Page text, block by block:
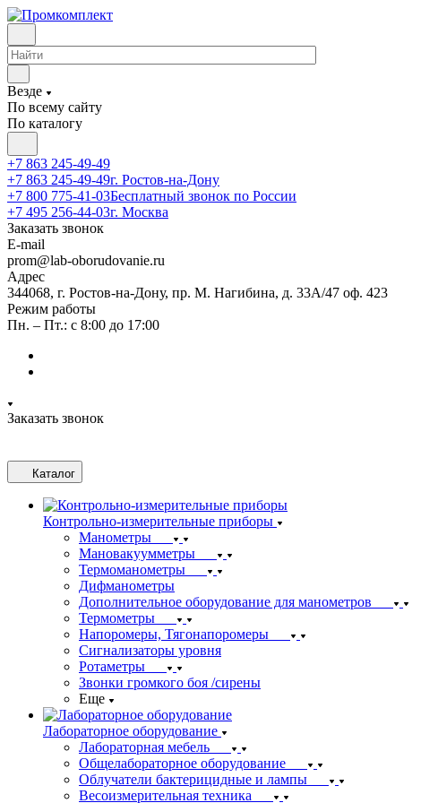
Везде
По всему сайту
По каталогу
+7 863 245-49-49
+7 863 245-49-49г. Ростов-на-Дону
+7 800 775-41-03Бесплатный звонок по России
+7 495 256-44-03г. Москва
Заказать звонок
E-mail
prom@lab-oborudovanie.ru
Адрес
344068, г. Ростов-на-Дону, пр. М. Нагибина, д. 33А/47 оф. 423
Режим работы
Пн. – Пт.: с 8:00 до 17:00
Заказать звонок
Каталог
Контрольно-измерительные приборы
Манометры
Мановакуумметры
Термоманометры
Дифманометры
Дополнительное оборудование для манометров
Термометры
Напоромеры, Тягонапоромеры
Сигнализаторы уровня
Ротаметры
Звонки громкого боя /сирены
Еще
Лабораторное оборудование
Лабораторная мебель
Общелабораторное оборудование
Облучатели бактерицидные и лампы
Весоизмерительная техника